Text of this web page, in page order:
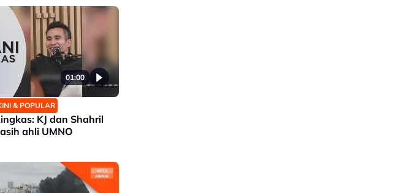
01:00
& POPULAR
KJ dan Shahril
ahli UMNO